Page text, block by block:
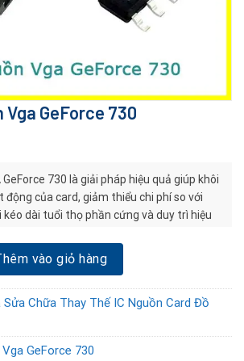
Vga GeForce 730
GeForce 730 là giải pháp hiệu quả giúp khôi
động của card, giảm thiểu chi phí so với
dài tuổi thọ phần cứng và duy trì hiệu
730 số lượng
vào giỏ hàng
Sửa Chữa Thay Thế IC Nguồn Card Đồ
GeForce 730